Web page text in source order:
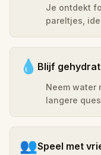
Je ontdekt
pareltjes,
💧 Blijf
Neem water
langere
👥Speel met